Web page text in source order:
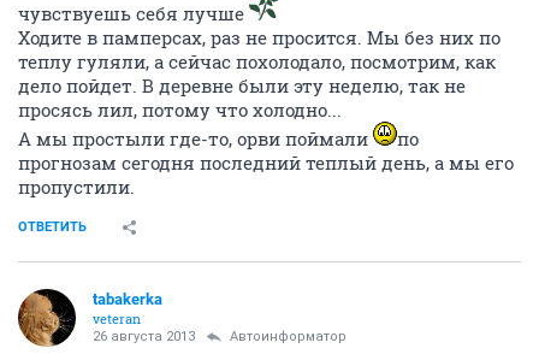
чувствуешь себя лучше
Ходите в памперсах, раз не просится. Мы без них по
теплу гуляли, а сейчас похолодало, посмотрим, как
дело пойдет. В деревне были эту неделю, так не
просясь лил, потому что холодно...
А мы простыли где-то, орви поймали
по
прогнозам сегодня последний теплый день, а мы его
пропустили.
ОТВЕТИТЬ
tabakerka
veteran
26 августа 2013 Автоинформатор